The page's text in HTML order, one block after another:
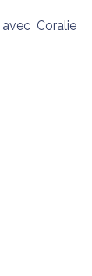
Coralie